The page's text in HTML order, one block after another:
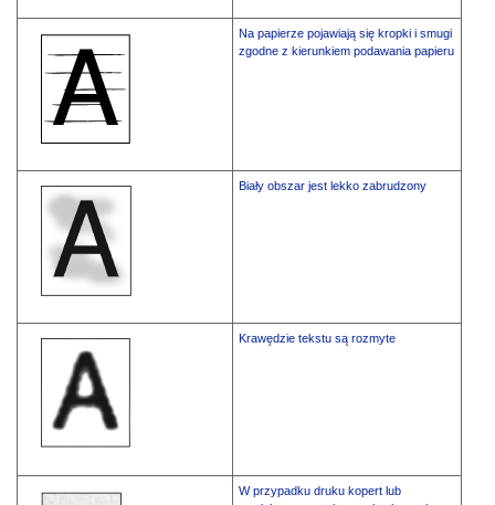
Na papierze pojawiają się kropki i smugi
zgodne z kierunkiem podawania papieru
Biały obszar jest lekko zabrudzony
Krawędzie tekstu są rozmyte
W przypadku druku kopert lub